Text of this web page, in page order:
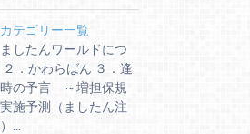
テゴリー一覧
ましたんワールドにつ
２．かわらばん ３．逢
の予言 ～増担保規
施予測（ましたん注
...